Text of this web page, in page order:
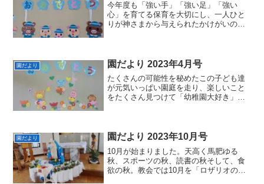
今年度も「強い手」「強い足」「強い
心」を育てる保育を大切にし、一人ひと
りが神さまから与えられたかけがいのな
一つにして歩んでいきたいと願っていま
す
園だより 園だより 2023年4月号
たくさんの可能性を秘めたこの子ども達
が元気いっぱい園庭を走り、楽しいこと
をたくさん見つけて「幼稚園大好き」の
園だより 園だより 2023年10月号
10月が始まりました。天高く馬肥ゆる
秋、スポーツの秋、読書の秋そして、食
欲の秋。教会では10月を「ロザリオの